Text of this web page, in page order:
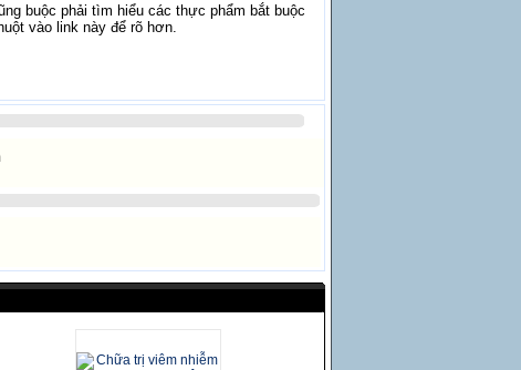
buộc phải tìm hiểu các thực phẩm bắt buộc
vào link này để rõ hơn.